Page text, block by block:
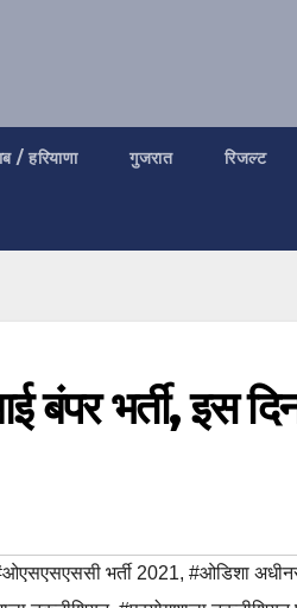
/ हरियाणा गुजरात रिजल्ट
बंपर भर्ती, इस
भर्ती 2021, #ओडिशा